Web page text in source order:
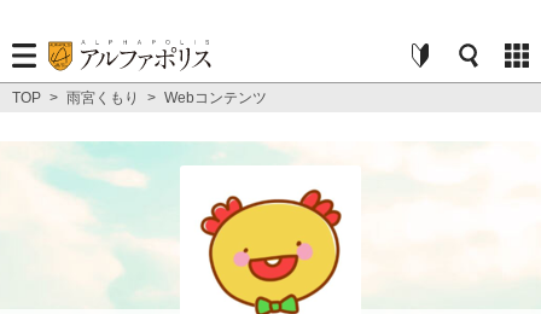
TOP > 雨宮くもり > Webコンテンツ